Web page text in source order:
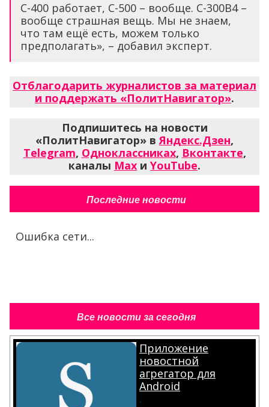
С-400 работает, С-500 – вообще. С-300В4 –
вообще страшная вещь. Мы не знаем,
что там ещё есть, можем только
предполагать», – добавил эксперт.
Отблагодарить журналистов за материал
и поддержать «ПолитНавигатор».
Подпишитесь на новости
«ПолитНавигатор» вЯндекс.Дзен,
Telegram, Одноклассниках, Вконтакте,
каналы Max и YouTube.
Последние новости
Ошибка сети...
Все новости за сегодня
Приложение
новостной
агрегатор для
Android
.